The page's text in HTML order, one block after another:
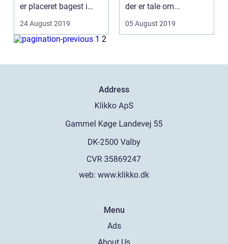
er placeret bagest i
munden...
24 August 2019
der er tale om...
05 August 2019
1 2
Address
web: www.klikko.dk
Menu
Ads
About Us